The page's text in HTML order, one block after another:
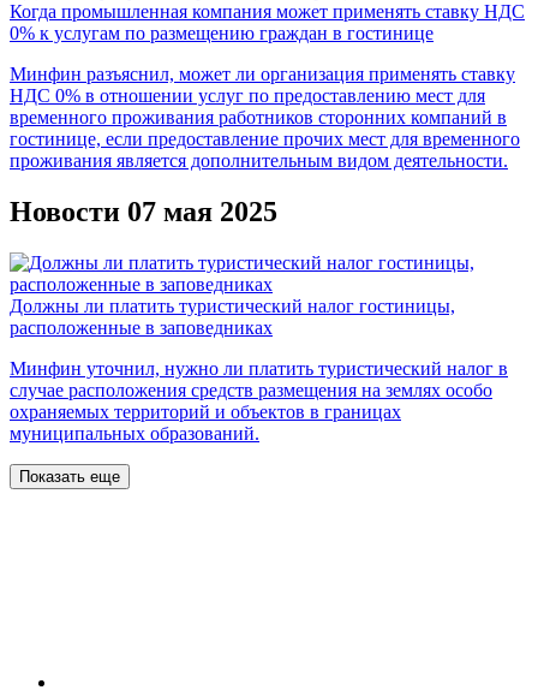
Когда промышленная компания может применять ставку НДС
0% к услугам по размещению граждан в гостинице
Минфин разъяснил, может ли организация применять ставку
НДС 0% в отношении услуг по предоставлению мест для
временного проживания работников сторонних компаний в
гостинице, если предоставление прочих мест для временного
проживания является дополнительным видом деятельности.
Новости 07 мая 2025
Должны ли платить туристический налог гостиницы,
расположенные в заповедниках
Минфин уточнил, нужно ли платить туристический налог в
случае расположения средств размещения на землях особо
охраняемых территорий и объектов в границах
муниципальных образований.
Показать еще